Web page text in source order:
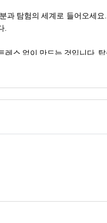
과 탐험의 세계로 들어오세
.
레스 없이 만드는 것입니다.
만들어 태국의 아름다움